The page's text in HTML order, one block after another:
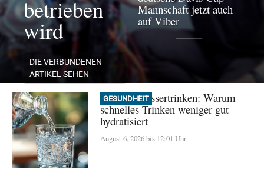
betrieben
wird
DIE VERBUNDENEN
ARTIKEL SEHEN
Mannschaft jetzt auch
auf Viber
GESUNDHEIT
Mythos Wassertrinken: Warum
schnelles Trinken weniger gut
hydratisiert
August 6, 2026 bis 12:01 Uhr